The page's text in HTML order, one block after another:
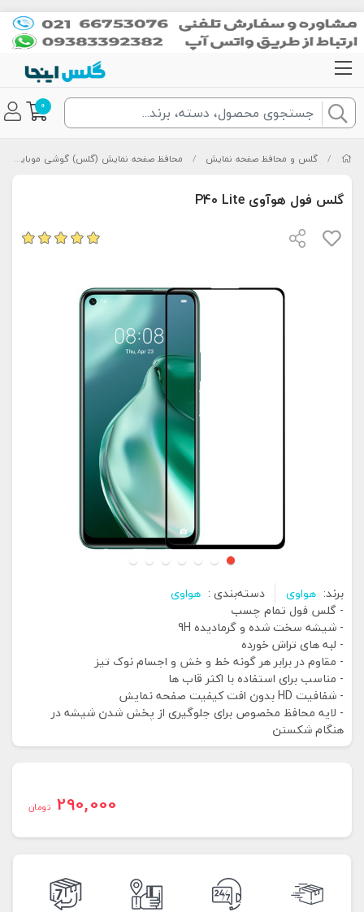
0
/ گلس و محافظ صفحه نمایش / محافظ صفحه نمایش (گلس) گوشی موبایل
گلس فول هوآوی P40 Lite
برند: هواوی دسته‌بندی : هواوی
- گلس فول تمام چسب
- شیشه سخت شده و گرمادیده 9H
- لبه های تراش خورده
- مقاوم در برابر هر گونه خط و خش و اجسام نوک تیز
- مناسب برای استفاده با اکثر قاب ها
- شفافیت HD بدون افت کیفیت صفحه نمایش
- لایه محافظ مخصوص برای جلوگیری از پخش شدن شیشه در
هنگام شکستن
290,000 تومان